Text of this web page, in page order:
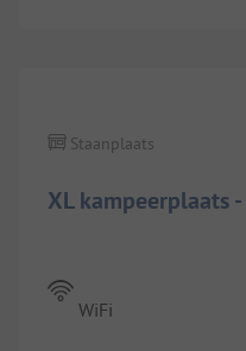
XL kampeerplaats
Staanplaats
WiFi